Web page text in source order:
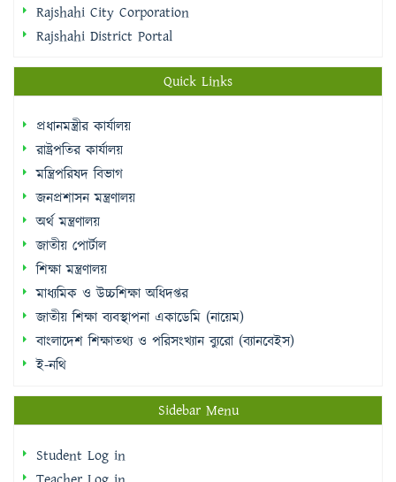
Quick Links
প্রধানমন্ত্রীর কার্যালয়
জনপ্রশাসন মন্ত্রণালয়
অর্থ মন্ত্রণালয়
জাতীয় পোর্টাল
শিক্ষা মন্ত্রণালয়
মাধ্যমিক ও উচ্চশিক্ষা অধিদপ্তর
জাতীয় শিক্ষা ব্যবস্থাপনা একাডেমি (নায়েম)
বাংলাদেশ শিক্ষাতথ্য ও পরিসংখ্যান ব্যুরো (ব্যানবেইস)
ই-নথি
Sidebar Menu
Student Log in
e-Library